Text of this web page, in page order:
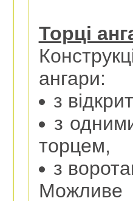
Торці
ангари:
з
з
торцем,
з